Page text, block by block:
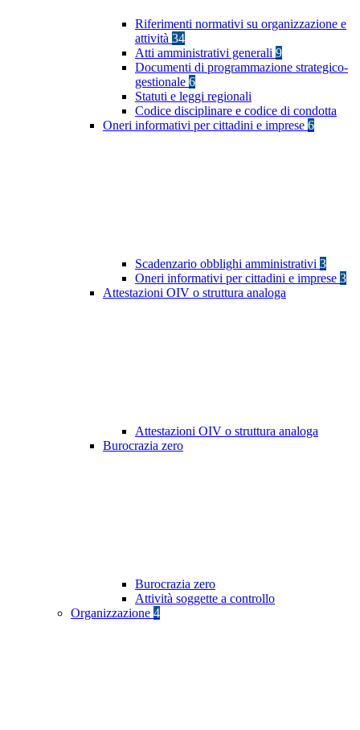
Riferimenti normativi su organizzazione e
attività 34
Atti amministrativi generali 9
Documenti di programmazione strategico-
gestionale 6
Statuti e leggi regionali
Codice disciplinare e codice di condotta
Oneri informativi per cittadini e imprese 6
Scadenzario obblighi amministrativi 3
Oneri informativi per cittadini e imprese 3
Attestazioni OIV o struttura analoga
Attestazioni OIV o struttura analoga
Burocrazia zero
Burocrazia zero
Attività soggette a controllo
Organizzazione 4